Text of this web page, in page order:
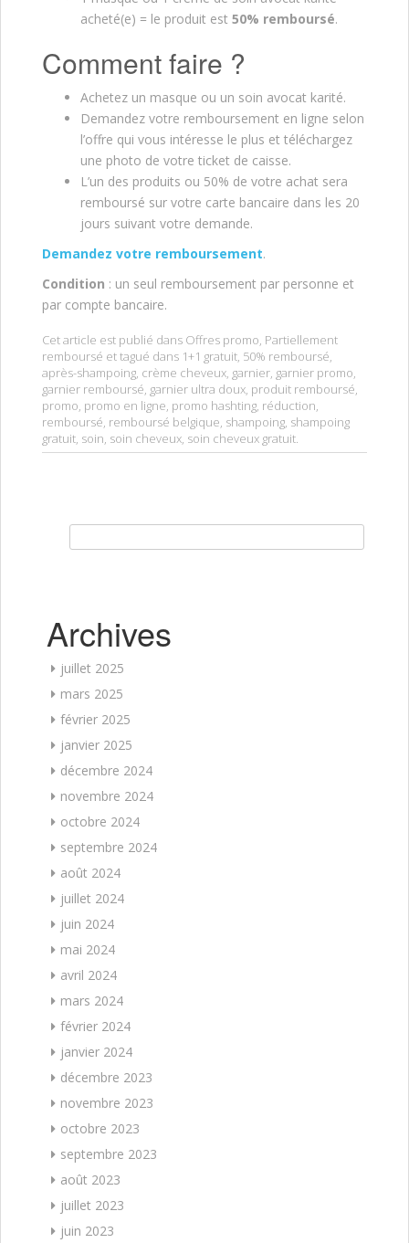
acheté(e) = le produit est 50% remboursé.
Comment faire ?
Achetez un masque ou un soin avocat karité.
Demandez votre remboursement en ligne selon
l’offre qui vous intéresse le plus et téléchargez
une photo de votre ticket de caisse.
L’un des produits ou 50% de votre achat sera
remboursé sur votre carte bancaire dans les 20
jours suivant votre demande.
Demandez votre remboursement.
Condition : un seul remboursement par personne et
par compte bancaire.
Cet article est publié dans Offres promo, Partiellement
remboursé et tagué dans 1+1 gratuit, 50% remboursé,
après-shampoing, crème cheveux, garnier, garnier promo,
garnier remboursé, garnier ultra doux, produit remboursé,
promo, promo en ligne, promo hashting, réduction,
remboursé, remboursé belgique, shampoing, shampoing
gratuit, soin, soin cheveux, soin cheveux gratuit.
Archives
juillet 2025
mars 2025
février 2025
janvier 2025
décembre 2024
novembre 2024
octobre 2024
septembre 2024
août 2024
juillet 2024
juin 2024
mai 2024
avril 2024
mars 2024
février 2024
janvier 2024
décembre 2023
novembre 2023
octobre 2023
septembre 2023
août 2023
juillet 2023
juin 2023